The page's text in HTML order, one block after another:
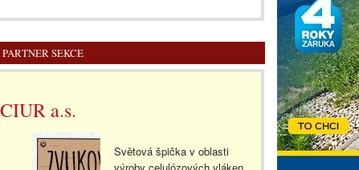
PARTNER SEKCE
CIUR a.s.
Světová špička v oblasti
výroby celulózových vláken